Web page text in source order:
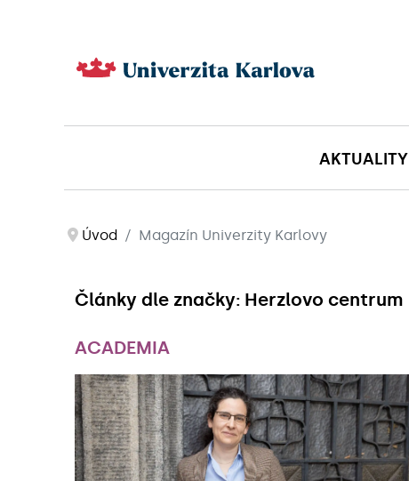
AKTUALITY
Úvod Magazín Univerzity Karlovy
Články dle značky: Herzlovo centrum
ACADEMIA